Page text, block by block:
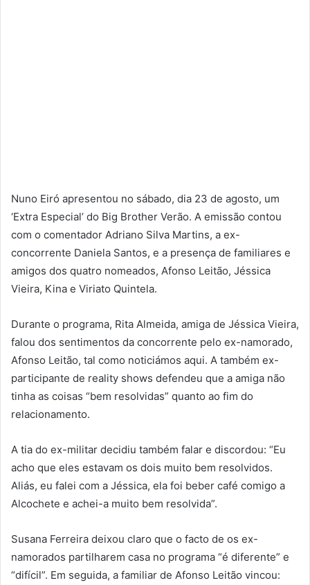
Nuno Eiró apresentou no sábado, dia 23 de agosto, um
‘Extra Especial’ do Big Brother Verão. A emissão contou
com o comentador Adriano Silva Martins, a ex-
concorrente Daniela Santos, e a presença de familiares e
amigos dos quatro nomeados, Afonso Leitão, Jéssica
Vieira, Kina e Viriato Quintela.
Durante o programa, Rita Almeida, amiga de Jéssica Vieira,
falou dos sentimentos da concorrente pelo ex-namorado,
Afonso Leitão, tal como noticiámos aqui. A também ex-
participante de reality shows defendeu que a amiga não
tinha as coisas “bem resolvidas” quanto ao fim do
relacionamento.
A tia do ex-militar decidiu também falar e discordou: “Eu
acho que eles estavam os dois muito bem resolvidos.
Aliás, eu falei com a Jéssica, ela foi beber café comigo a
Alcochete e achei-a muito bem resolvida”.
Susana Ferreira deixou claro que o facto de os ex-
namorados partilharem casa no programa “é diferente” e
“difícil”. Em seguida, a familiar de Afonso Leitão vincou: